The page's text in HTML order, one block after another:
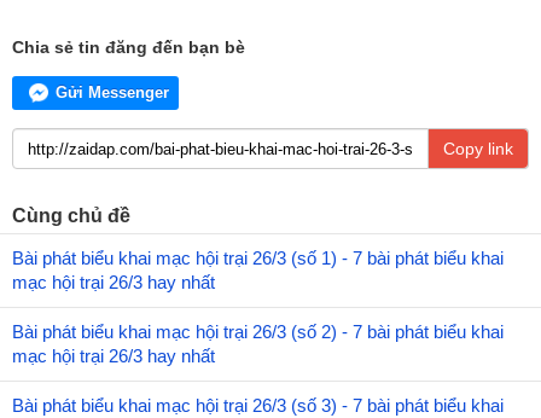
Chia sẻ tin đăng đến bạn bè
Gửi Messenger
Copy link
Cùng chủ đề
Bài phát biểu khai mạc hội trại 26/3 (số 1) - 7 bài phát biểu khai
mạc hội trại 26/3 hay nhất
Bài phát biểu khai mạc hội trại 26/3 (số 2) - 7 bài phát biểu khai
mạc hội trại 26/3 hay nhất
Bài phát biểu khai mạc hội trại 26/3 (số 3) - 7 bài phát biểu khai